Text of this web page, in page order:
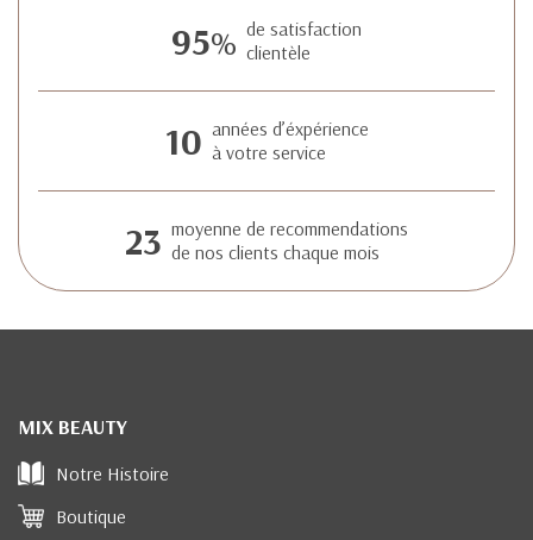
95% de satisfaction
clientèle
10 années d’éxpérience
à votre service
23 moyenne de recommendations
de nos clients chaque mois
MIX BEAUTY
Notre Histoire
Boutique